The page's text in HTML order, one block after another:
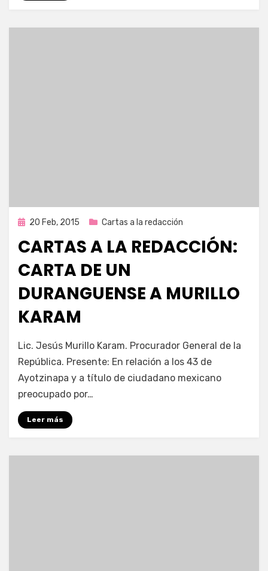
Publicada
20 Feb, 2015 Cartas a la redacción
CARTAS A LA REDACCIÓN:
CARTA DE UN
DURANGUENSE A MURILLO
KARAM
por Enrique
Lic. Jesús Murillo Karam. Procurador General de la
República. Presente: En relación a los 43 de
Ayotzinapa y a título de ciudadano mexicano
preocupado por…
Leer más